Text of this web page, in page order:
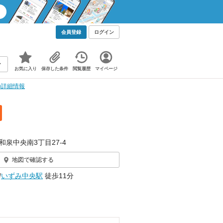
会員登録 ログイン
お気に入り 保存した条件 閲覧履歴 マイページ
細情報
泉中央南3丁目27-4
地図で確認する
いずみ中央駅 徒歩11分